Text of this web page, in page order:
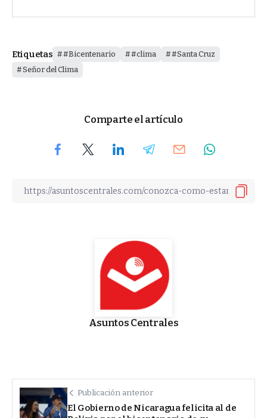
Etiquetas #Bicentenario #clima
#Santa Cruz
Señor del Clima
Comparte el artículo
Asuntos Centrales
Publicación anterior
El Gobierno de Nicaragua felicita al de